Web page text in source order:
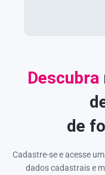
Descubra
de
Cadastre-se e acesse
dados cadastrais e